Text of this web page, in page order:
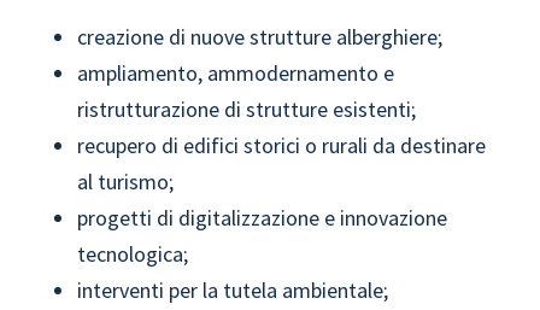
creazione di nuove strutture alberghiere;
ampliamento, ammodernamento e
ristrutturazione di strutture esistenti;
recupero di edifici storici o rurali da destinare
al turismo;
progetti di digitalizzazione e innovazione
tecnologica;
interventi per la tutela ambientale;